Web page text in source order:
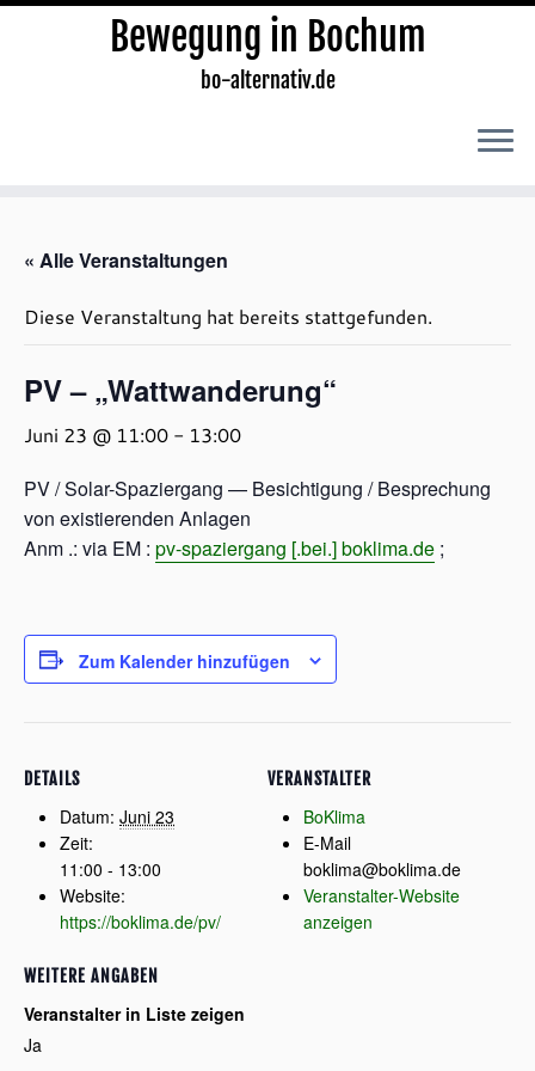
springen
Bewegung in Bochum
bo-alternativ.de
« Alle Veranstaltungen
Diese Veranstaltung hat bereits stattgefunden.
PV – „Wattwanderung“
Juni 23 @ 11:00 - 13:00
PV / Solar-Spaziergang — Besichtigung / Besprechung
von existierenden Anlagen
Anm .: via EM : pv-spaziergang [.bei.] boklima.de ;
Zum Kalender hinzufügen
DETAILS
Datum: Juni 23
Zeit:
11:00 - 13:00
Website:
https://boklima.de/pv/
VERANSTALTER
BoKlima
E-Mail
boklima@boklima.de
Veranstalter-Website
anzeigen
WEITERE ANGABEN
Veranstalter in Liste zeigen
Ja